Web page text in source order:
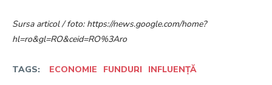
Sursa articol / foto: https://news.google.com/home?
hl=ro&gl=RO&ceid=RO%3Aro
TAGS: ECONOMIE FUNDURI INFLUENȚĂ